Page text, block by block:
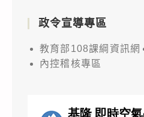
政令宣導專區
教育部108課綱資訊網
內控稽核專區